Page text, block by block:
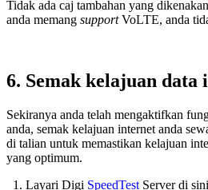
Tidak ada caj tambahan yang
anda memang supportVoLTE, anda
6. Semak kelajuan data
Sekiranya anda telah mengaktifkan
anda, semak kelajuan internet anda
di talian untuk memastikan kelajuan
yang optimum.
Layari Digi SpeedTest Server di